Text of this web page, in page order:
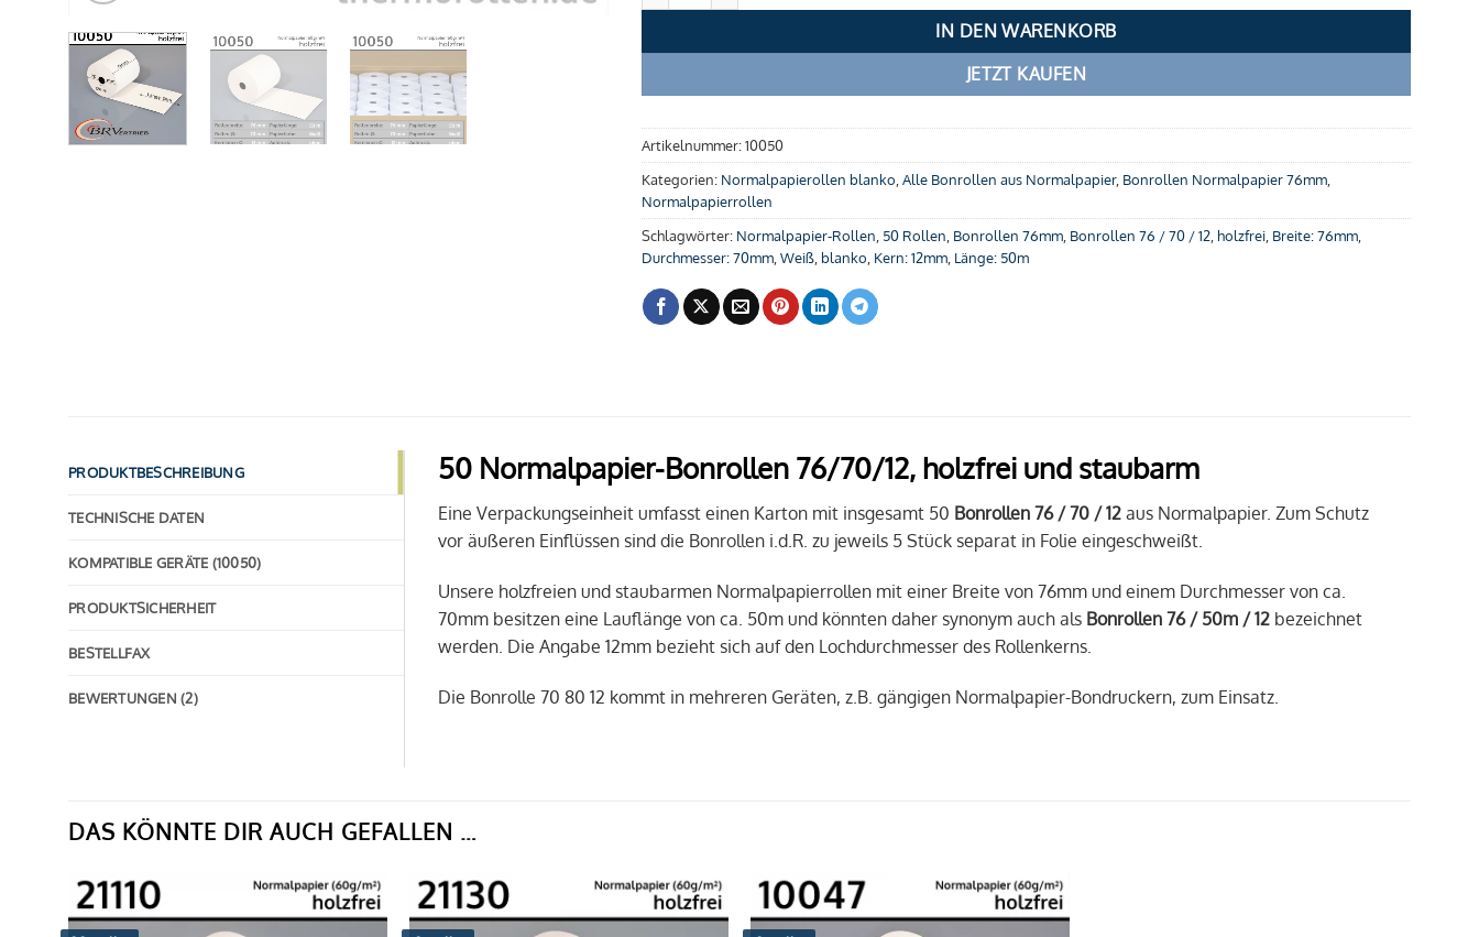
IN DEN WARENKORB
JETZT KAUFEN
Artikelnummer:10050
Kategorien: Normalpapierollen blanko Alle Bonrollen aus Normalpapier, Bonrollen Normalpapier 76mm,
Normalpapierrollen
Schlagwörter: Normalpapier-Rollen 50 Rollen Bonrollen 76mm, Bonrollen 76 / 70 / 12, holzfrei, Breite: 76mm,
Durchmesser: 70mm, Weiß, blanko Kern: 12mm, Länge: 50m
PRODUKTBESCHREIBUNG
TECHNISCHE DATEN
KOMPATIBLE GERÄTE (10050)
PRODUKTSICHERHEIT
BESTELLFAX
BEWERTUNGEN (2)
50 Normalpapier-Bonrollen 76/70/12, holzfrei und staubarm
Eine Verpackungseinheit umfasst einen Karton mit insgesamt 50 Bonrollen 76 / 70 / 12 aus Normalpapier. Zum Schutz
vor äußeren Einflüssen sind die Bonrollen i.d.R. zu jeweils 5 Stück separat in Folie eingeschweißt.
Unsere holzfreien und staubarmen Normalpapierrollen mit einer Breite von 76mm und einem Durchmesser von ca.
70mm besitzen eine Lauflänge von ca. 50m und könnten daher synonym auch als Bonrollen 76 / 50m / 12 bezeichnet
werden. Die Angabe 12mm bezieht sich auf den Lochdurchmesser des Rollenkerns.
Die Bonrolle 70 80 12 kommt in mehreren Geräten, z.B. gängigen Normalpapier-Bondruckern, zum Einsatz.
DAS KÖNNTE DIR AUCH GEFALLEN …